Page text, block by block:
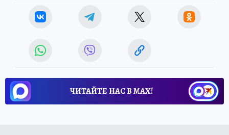
ЧИТАЙТЕ НАС В МАХ!